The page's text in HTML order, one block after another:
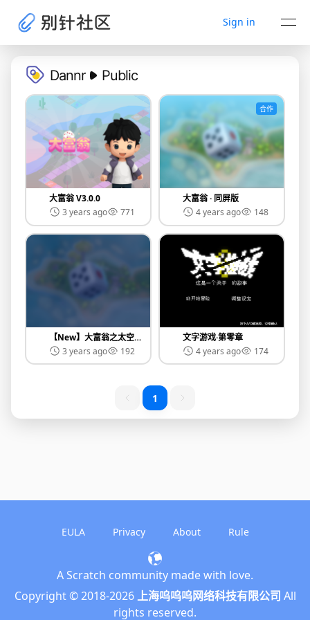
Sign in
Dannr Public
大富翁 V3.0.0
3 years ago
771
合作
大富翁 · 同屏版
4 years ago
148
【New】大富翁之太空之旅
3 years ago
192
文字游戏·第零章
4 years ago
174
1
EULA Privacy About Rule
English
简体中文
A Scratch community made with love.
Copyright © 2018-2026 上海呜呜呜网络科技有限公司 All
rights reserved.